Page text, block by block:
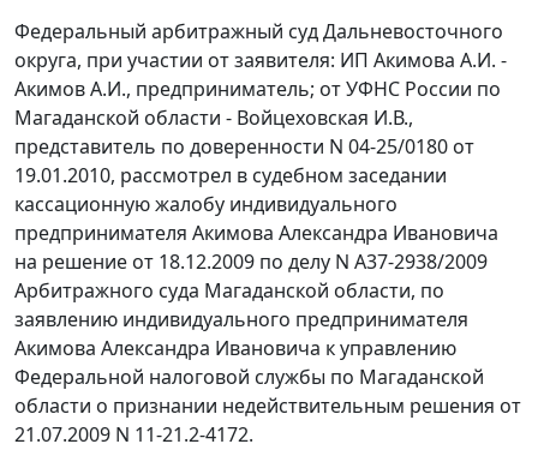
Федеральный арбитражный суд Дальневосточного
округа, при участии от заявителя: ИП Акимова А.И. -
Акимов А.И., предприниматель; от УФНС России по
Магаданской области - Войцеховская И.В.,
представитель по доверенности N 04-25/0180 от
19.01.2010, рассмотрел в судебном заседании
кассационную жалобу индивидуального
предпринимателя Акимова Александра Ивановича
на решение от 18.12.2009 по делу N A37-2938/2009
Арбитражного суда Магаданской области, по
заявлению индивидуального предпринимателя
Акимова Александра Ивановича к управлению
Федеральной налоговой службы по Магаданской
области о признании недействительным решения от
21.07.2009 N 11-21.2-4172.